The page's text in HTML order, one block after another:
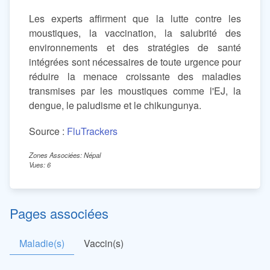
Les experts affirment que la lutte contre les
moustiques, la vaccination, la salubrité des
environnements et des stratégies de santé
intégrées sont nécessaires de toute urgence pour
réduire la menace croissante des maladies
transmises par les moustiques comme l'EJ, la
dengue, le paludisme et le chikungunya.
Source : FluTrackers
Zones Associées: Népal
Vues: 6
Pages associées
Maladie(s) Vaccin(s)